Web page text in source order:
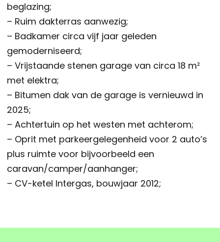
beglazing;
– Ruim dakterras aanwezig;
– Badkamer circa vijf jaar geleden
gemoderniseerd;
– Vrijstaande stenen garage van circa 18 m²
met elektra;
– Bitumen dak van de garage is vernieuwd in
2025;
– Achtertuin op het westen met achterom;
– Oprit met parkeergelegenheid voor 2 auto’s
plus ruimte voor bijvoorbeeld een
caravan/camper/aanhanger;
– CV-ketel Intergas, bouwjaar 2012;